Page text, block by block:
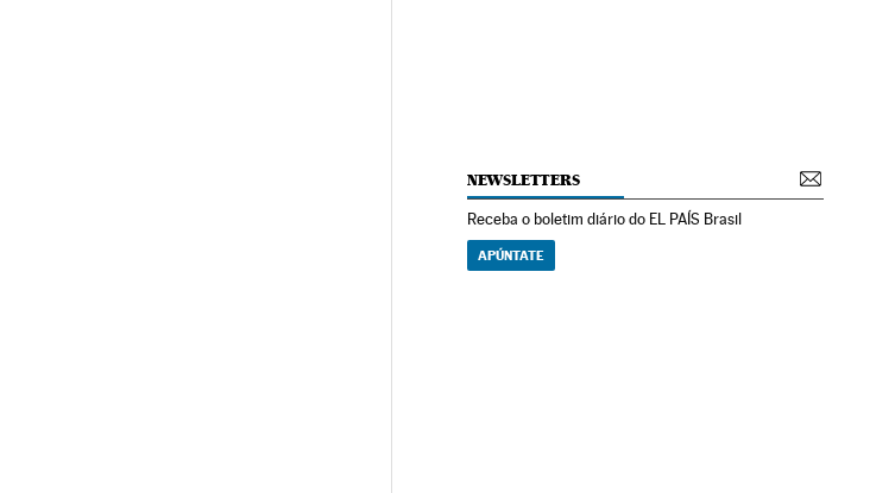
NEWSLETTERS
Receba o boletim diário do EL PAÍS Brasil
APÚNTATE